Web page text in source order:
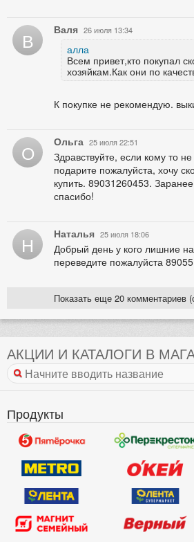
В Валя 26 июля 13:34
алла
Всем привет,кто покупал
хозяйкам.Как они по
К покупке не рекомендую.
О Ольга 25 июля 22:51
Здравствуйте, если кому то
подарите пожалуйста, хочу
купить. 89031260453.
спасибо!
Н Наталья 25 июля 18:06
Добрый день у кого лишние
переведите пожалуйста
Показать еще 20 комментариев
АКЦИИ И КАТАЛОГИ В
Продукты